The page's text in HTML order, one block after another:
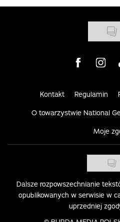
Visit us onVisit us
Kontakt Regulamin
O towarzystwie National
Moje
Dalsze rozpowszechnianie
opublikowanych w serwisie w
uprzedniej